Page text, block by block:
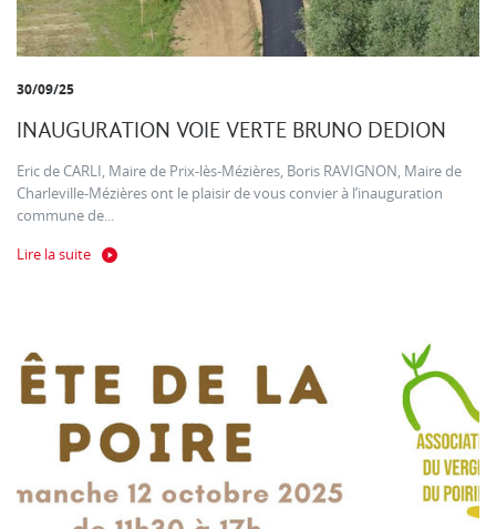
30/09/25
INAUGURATION VOIE VERTE BRUNO DEDION
Eric de CARLI, Maire de Prix-lès-Mézières, Boris RAVIGNON, Maire de
Charleville-Mézières ont le plaisir de vous convier à l’inauguration
commune de...
Lire la suite